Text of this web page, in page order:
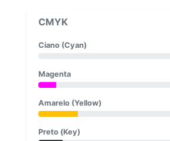
CMYK
Ciano (Cyan)
Magenta
Amarelo (Yellow)
Preto (Key)